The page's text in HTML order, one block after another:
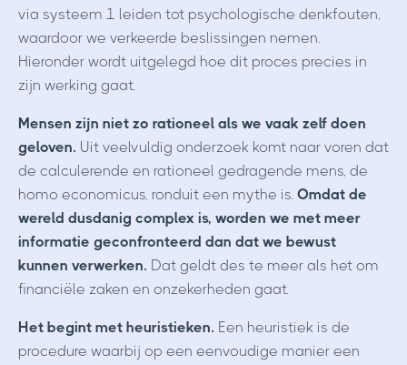
via systeem 1 leiden tot psychologische denkfouten,
waardoor we verkeerde beslissingen nemen.
Hieronder wordt uitgelegd hoe dit proces precies in
zijn werking gaat.
Mensen zijn niet zo rationeel als we vaak zelf doen
geloven. Uit veelvuldig onderzoek komt naar voren dat
de calculerende en rationeel gedragende mens, de
homo economicus, ronduit een mythe is. Omdat de
wereld dusdanig complex is, worden we met meer
informatie geconfronteerd dan dat we bewust
kunnen verwerken. Dat geldt des te meer als het om
financiële zaken en onzekerheden gaat.
Het begint met heuristieken. Een heuristiek is de
procedure waarbij op een eenvoudige manier een